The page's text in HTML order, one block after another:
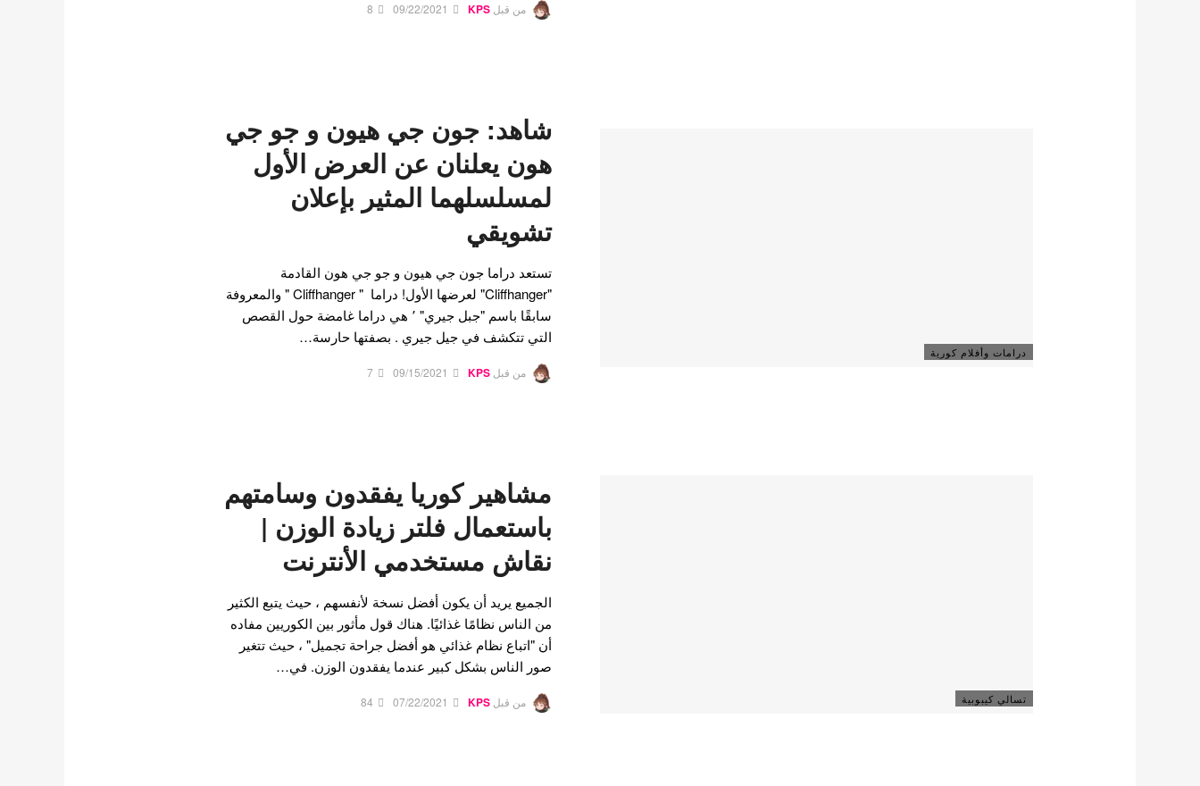
من قبل KPS
09/22/2021
8
درامات وأفلام كورية
شاهد: جون جي هيون و جو جي
هون يعلنان عن العرض الأول
لمسلسلهما المثير بإعلان
تشويقي
تستعد دراما جون جي هيون و جو جي هون القادمة
"Cliffhanger" لعرضها الأول! دراما " Cliffhanger " والمعروفة
سابقًا باسم "جبل جيري" ٬ هي دراما غامضة حول القصص
التي تتكشف في جيل جيري . بصفتها حارسة…
من قبل KPS
09/15/2021
7
تسالي كيبوبية
مشاهير كوريا يفقدون وسامتهم
باستعمال فلتر زيادة الوزن |
نقاش مستخدمي الأنترنت
الجميع يريد أن يكون أفضل نسخة لأنفسهم ، حيث يتبع الكثير
من الناس نظامًا غذائيًا. هناك قول مأثور بين الكوريين مفاده
أن "اتباع نظام غذائي هو أفضل جراحة تجميل" ، حيث تتغير
صور الناس بشكل كبير عندما يفقدون الوزن. في…
من قبل KPS
07/22/2021
84